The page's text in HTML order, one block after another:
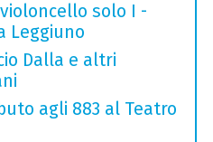
solo I -
Leggiuno
Dalla e altri
agli 883 al Teatro